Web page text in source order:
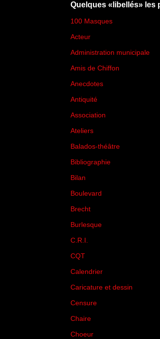
Quelques «libellés» les
100 Masques
Acteur
Administration municipale
Amis de Chiffon
Anecdotes
Antiquité
Association
Ateliers
Balados-théâtre
Bibliographie
Bilan
Boulevard
Brecht
Burlesque
C.R.I.
CQT
Calendrier
Caricature et dessin
Censure
Chaire
Choeur